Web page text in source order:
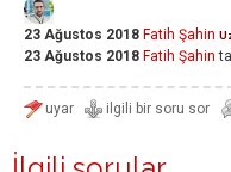
23 Ağustos 2018 Fatih Şahin
23 Ağustos 2018 Fatih Şahin